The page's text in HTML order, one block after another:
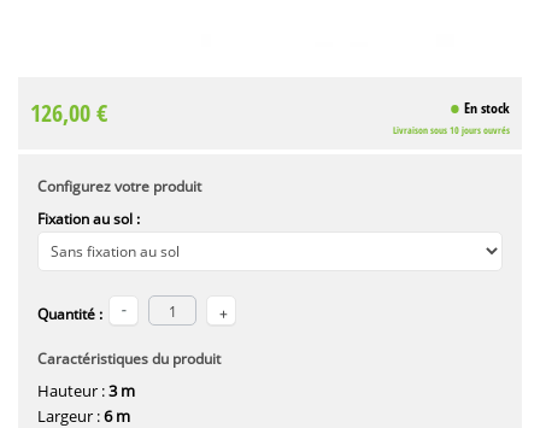
126,00 € En stock
Livraison sous 10 jours ouvrés
Configurez votre produit
Fixation au sol :
Quantité :
Caractéristiques du produit
Hauteur :3 m
Largeur :6 m